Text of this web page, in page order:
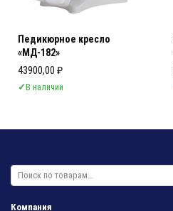
Педикюрное кресло
«МД-182»
43900,00 ₽
✓В наличии
Искать:
Компания